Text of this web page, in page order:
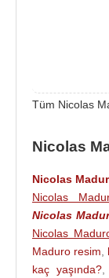
için aday
sürükledi.
yüksek oyu
Ocak
dönemine
yabancı
karşı büyük
Maduro ve
tarafından
çıkarıldı.
Tüm Nicolas
Nicolas
Nicolas
Nicolas
Nicolas
Nicolas
Maduro resim
kaç yaşında?,